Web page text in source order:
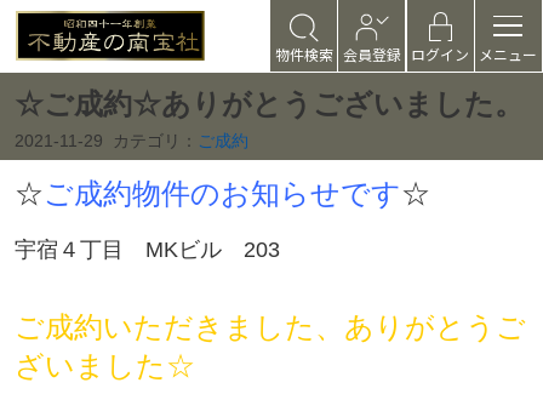
物件検索 会員登録 ログイン メニュー
☆ご成約☆ありがとうございました。
2021-11-29 カテゴリ： ご成約
☆ご成約物件のお知らせです☆
宇宿４丁目 MKビル 203
ご成約いただきました、ありがとうご
ざいました☆